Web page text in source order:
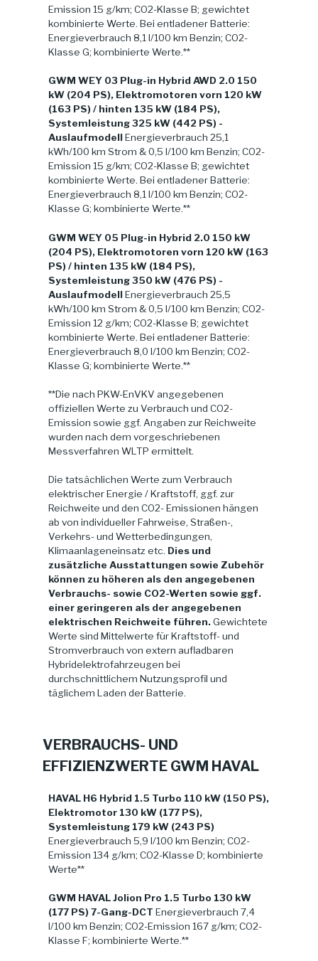
Emission 15 g/km; CO2-Klasse B; gewichtet
kombinierte Werte. Bei entladener Batterie:
Energieverbrauch 8,1 l/100 km Benzin; CO2-
Klasse G; kombinierte Werte.**
GWM WEY 03 Plug-in Hybrid AWD 2.0 150
kW (204 PS), Elektromotoren vorn 120 kW
(163 PS) / hinten 135 kW (184 PS),
Systemleistung 325 kW (442 PS) -
AuslaufmodellEnergieverbrauch 25,1
kWh/100 km Strom & 0,5 l/100 km Benzin; CO2-
Emission 15 g/km; CO2-Klasse B; gewichtet
kombinierte Werte. Bei entladener Batterie:
Energieverbrauch 8,1 l/100 km Benzin; CO2-
Klasse G; kombinierte Werte.**
GWM WEY 05 Plug-in Hybrid 2.0 150 kW
(204 PS), Elektromotoren vorn 120 kW (163
PS) / hinten 135 kW (184 PS),
Systemleistung 350 kW (476 PS) -
AuslaufmodellEnergieverbrauch 25,5
kWh/100 km Strom & 0,5 l/100 km Benzin; CO2-
Emission 12 g/km; CO2-Klasse B; gewichtet
kombinierte Werte. Bei entladener Batterie:
Energieverbrauch 8,0 l/100 km Benzin; CO2-
Klasse G; kombinierte Werte.**
**Die nach PKW-EnVKV angegebenen
offiziellen Werte zu Verbrauch und CO2-
Emission sowie ggf. Angaben zur Reichweite
wurden nach dem vorgeschriebenen
Messverfahren WLTP ermittelt.
Die tatsächlichen Werte zum Verbrauch
elektrischer Energie / Kraftstoff, ggf. zur
Reichweite und den CO2- Emissionen hängen
ab von individueller Fahrweise, Straßen-,
Verkehrs- und Wetterbedingungen,
Klimaanlageneinsatz etc. Dies und
zusätzliche Ausstattungen sowie Zubehör
können zu höheren als den angegebenen
Verbrauchs- sowie CO2-Werten sowie ggf.
einer geringeren als der angegebenen
elektrischen Reichweite führen.Gewichtete
Werte sind Mittelwerte für Kraftstoff- und
Stromverbrauch von extern aufladbaren
Hybridelektrofahrzeugen bei
durchschnittlichem Nutzungsprofil und
täglichem Laden der Batterie.
VERBRAUCHS- UND
EFFIZIENZWERTE GWM HAVAL
HAVAL H6 Hybrid 1.5 Turbo 110 kW (150 PS),
Elektromotor 130 kW (177 PS),
Systemleistung 179 kW (243 PS)
Energieverbrauch 5,9 l/100 km Benzin; CO2-
Emission 134 g/km; CO2-Klasse D; kombinierte
Werte**
GWM HAVAL Jolion Pro 1.5 Turbo 130 kW
(177 PS) 7-Gang-DCT Energieverbrauch 7,4
l/100 km Benzin; CO2-Emission 167 g/km; CO2-
Klasse F; kombinierte Werte.**